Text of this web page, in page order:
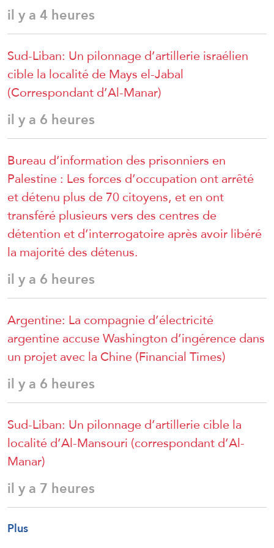
il y a 4 heures
Sud-Liban: Un pilonnage d’artillerie israélien
cible la localité de Mays el-Jabal
(Correspondant d’Al-Manar)
il y a 6 heures
Bureau d’information des prisonniers en
Palestine : Les forces d’occupation ont arrêté
et détenu plus de 70 citoyens, et en ont
transféré plusieurs vers des centres de
détention et d’interrogatoire après avoir libéré
la majorité des détenus.
il y a 6 heures
Argentine: La compagnie d’électricité
argentine accuse Washington d’ingérence dans
un projet avec la Chine (Financial Times)
il y a 6 heures
Sud-Liban: Un pilonnage d’artillerie cible la
localité d’Al-Mansouri (correspondant d’Al-
Manar)
il y a 7 heures
Plus